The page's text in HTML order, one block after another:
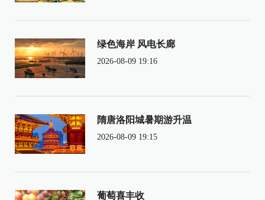
绿色海岸 风电长廊
2026-08-09 19:16
隋唐洛阳城暑期游升温
2026-08-09 19:15
葡萄喜丰收